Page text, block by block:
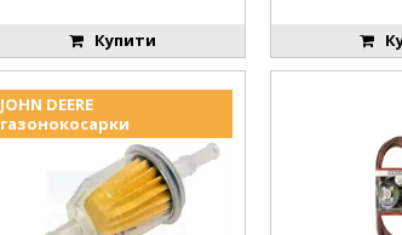
Купити
JOHN DEERE
газонокосарки